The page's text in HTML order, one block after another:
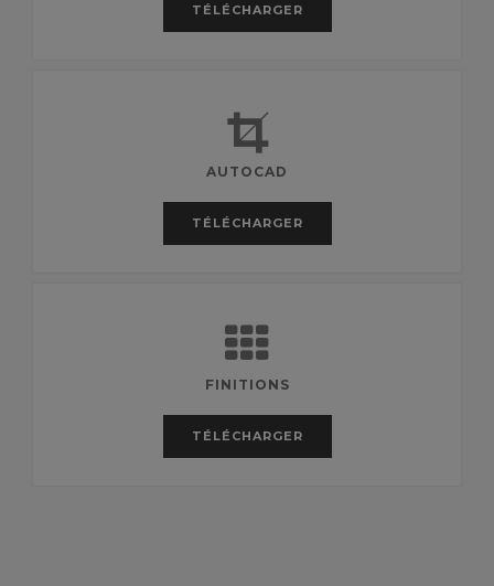
TÉLÉCHARGER
AUTOCAD
TÉLÉCHARGER
FINITIONS
TÉLÉCHARGER